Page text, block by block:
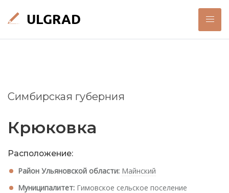
Симбирская губерния
Крюковка
Расположение:
Район Ульяновской области: Майнский
Муниципалитет: Гимовское сельское поселение